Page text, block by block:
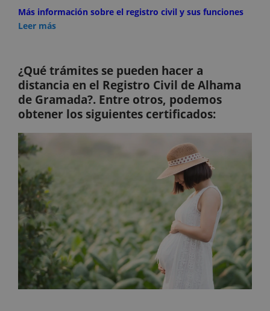
Más información sobre el registro civil y sus funciones
Leer más
¿Qué trámites se pueden hacer a
distancia en el Registro Civil de Alhama
de Gramada?. Entre otros, podemos
obtener los siguientes certificados: